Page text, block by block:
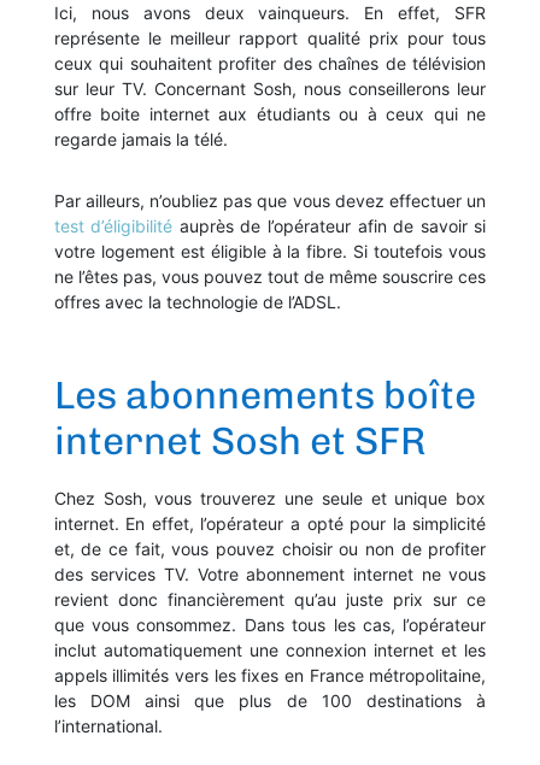
Ici, nous avons deux vainqueurs. En effet, SFR
représente le meilleur rapport qualité prix pour tous
ceux qui souhaitent profiter des chaînes de télévision
sur leur TV. Concernant Sosh, nous conseillerons leur
offre boite internet aux étudiants ou à ceux qui ne
regarde jamais la télé.
Par ailleurs, n’oubliez pas que vous devez effectuer un
test d’éligibilité auprès de l’opérateur afin de savoir si
votre logement est éligible à la fibre. Si toutefois vous
ne l’êtes pas, vous pouvez tout de même souscrire ces
offres avec la technologie de l’ADSL.
Les abonnements boîte
internet Sosh et SFR
Chez Sosh, vous trouverez une seule et unique box
internet. En effet, l’opérateur a opté pour la simplicité
et, de ce fait, vous pouvez choisir ou non de profiter
des services TV. Votre abonnement internet ne vous
revient donc financièrement qu’au juste prix sur ce
que vous consommez. Dans tous les cas, l’opérateur
inclut automatiquement une connexion internet et les
appels illimités vers les fixes en France métropolitaine,
les DOM ainsi que plus de 100 destinations à
l’international.